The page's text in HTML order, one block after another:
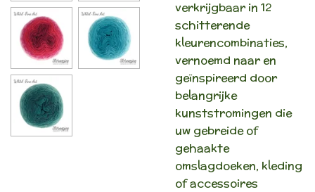
verkrijgbaar in 12
schitterende
kleurencombinaties,
vernoemd naar en
geïnspireerd door
belangrijke
kunststromingen die
uw gebreide of
gehaakte
omslagdoeken, kleding
of accessoires